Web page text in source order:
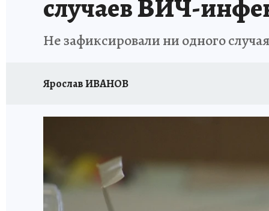
случаев ВИЧ-
Не зафиксировали ни одного
Ярослав ИВАНОВ